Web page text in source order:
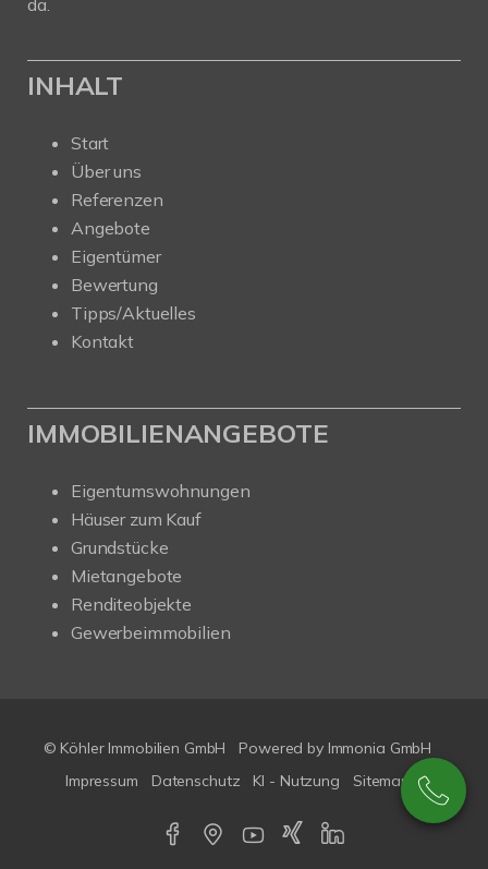
da.
INHALT
Start
Über uns
Referenzen
Angebote
Eigentümer
Bewertung
Tipps/Aktuelles
Kontakt
IMMOBILIENANGEBOTE
Eigentumswohnungen
Häuser zum Kauf
Grundstücke
Mietangebote
Renditeobjekte
Gewerbeimmobilien
© Köhler Immobilien GmbH Powered by Immonia GmbH
Impressum
Datenschutz KI - Nutzung Sitemap